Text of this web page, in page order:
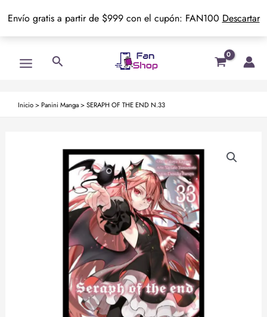
Envío gratis a partir de $999 con el cupón: FAN100 Descartar
Menu
Buscar
Inicio> Panini Manga>SERAPH OF THE END N.33